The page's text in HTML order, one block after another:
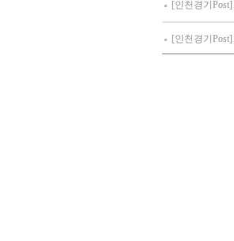
[인천경기Post]
[인천경기Post]